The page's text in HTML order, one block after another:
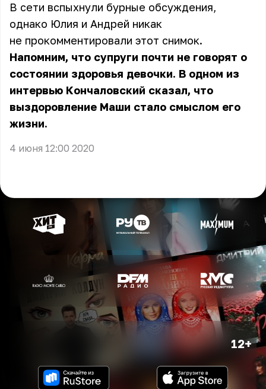
В сети вспыхнули бурные обсуждения,
однако Юлия и Андрей никак
не прокомментировали этот снимок.
Напомним, что супруги почти не говорят о
состоянии здоровья девочки. В одном из
интервью Кончаловский сказал, что
выздоровление Маши стало смыслом его
жизни.
4 июня 12:00 2020
12+